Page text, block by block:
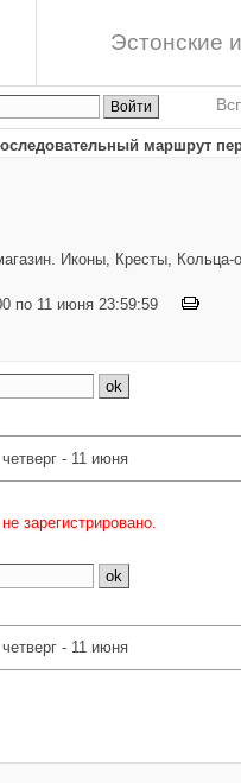
Эстонские
маршрут
Иконы, Кресты, Кольца-
по 11 июня 23:59:59
четверг - 11 июня
зарегистрировано.
четверг - 11 июня